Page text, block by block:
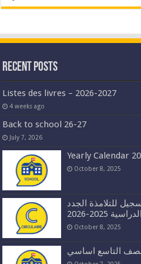
Recent Posts
Listes des livres – 2026-2027
4 weeks ago
Back to school 26-27
July 7, 2026
Yearly Calendar
October 8, 2025
للتلامذة الجدد
2025-2026
October 8, 2025
التاسع اساسي